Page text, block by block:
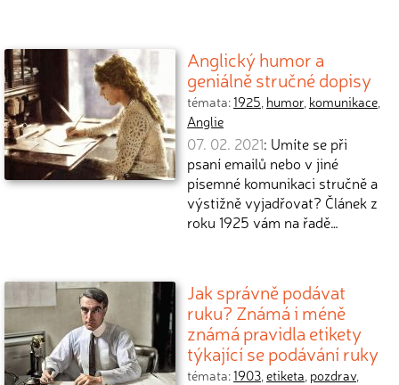
Anglický humor a
geniálně stručné dopisy
témata:1925, humor, komunikace,
Anglie
07. 02. 2021: Umíte se při
psaní emailů nebo v jiné
písemné komunikaci stručně a
výstižně vyjadřovat? Článek z
roku 1925 vám na řadě…
Jak správně podávat
ruku? Známá i méně
známá pravidla etikety
týkající se podávání ruky
témata:1903,etiketa, pozdrav,